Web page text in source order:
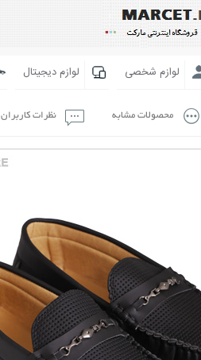
لوازم شخصی لوازم دیجیتال
محصولات مشابه نظرات کاربران